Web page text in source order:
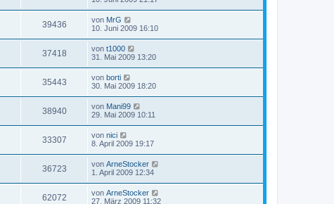
39436 von MrG
10. Juni 2009 16:10
37418 von t1000
31. Mai 2009 13:20
35443 von borti
30. Mai 2009 18:20
38940 von Mani99
29. Mai 2009 10:11
33307 von nici
8. April 2009 19:17
36723 von ArneStocker
1. April 2009 12:34
62072 von ArneStocker
27. März 2009 11:32